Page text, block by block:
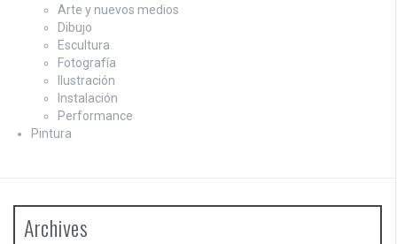
Arte y nuevos medios
Dibujo
Escultura
Fotografía
Ilustración
Instalación
Performance
Pintura
Archives